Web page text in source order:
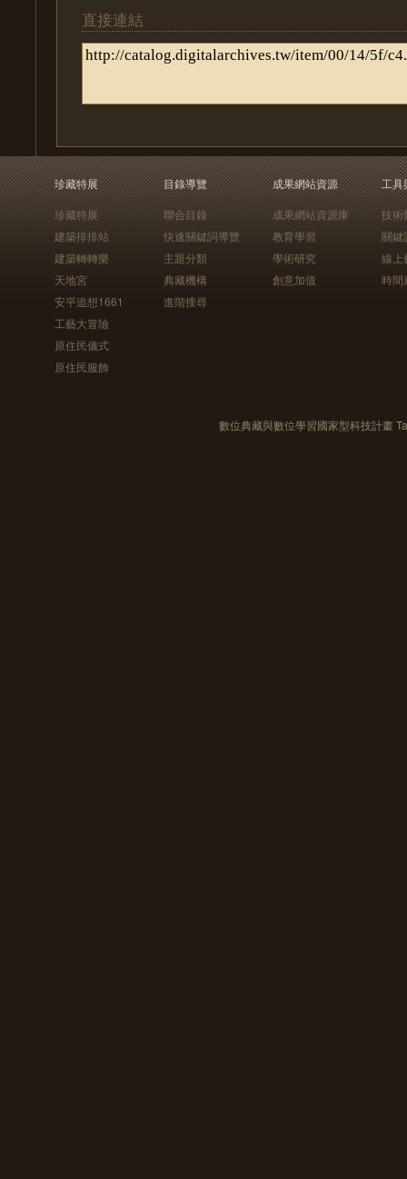
直接連結
珍藏特展
珍藏特展
建築排排站
建築轉轉樂
天地宮
安平追想1661
工藝大冒險
原住民儀式
原住民服飾
目錄導覽
聯合目錄
快速關鍵詞導覽
主題分類
典藏機構
進階搜尋
成果網站資源
成果網站資源庫
教育學習
學術研究
創意加值
工具
技術
關鍵
線上
時間
數位典藏與數位學習國家型科技計畫